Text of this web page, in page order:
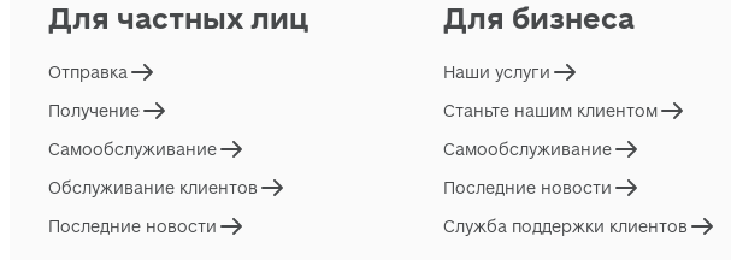
Для частных лиц
Отправка
Получение
Самообслуживание
Обслуживание клиентов
Последние новости
Для бизнеса
Наши услуги
Станьте нашим клиентом
Самообслуживание
Последние новости
Служба поддержки клиентов